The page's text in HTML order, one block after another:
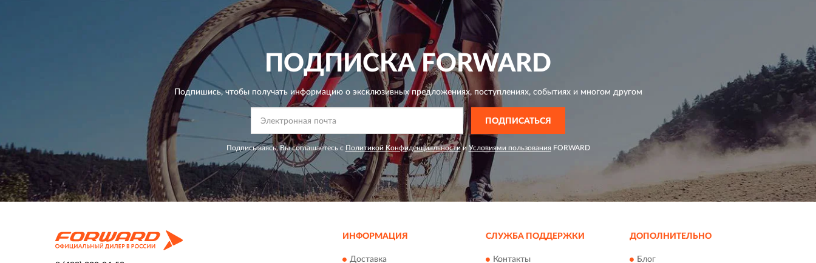
ПОДПИСКАFORWARD
Подпишись, чтобы получать информацию о эксклюзивных предложениях,поступлениях, событиях и многом другом
ПОДПИСАТЬСЯ
Подписываясь, Вы соглашаетесь с Политикой Конфиденциальности и Условиями пользования FORWARD
ИНФОРМАЦИЯ
Доставка
СЛУЖБА ПОДДЕРЖКИ
Контакты
ДОПОЛНИТЕЛЬНО
Блог